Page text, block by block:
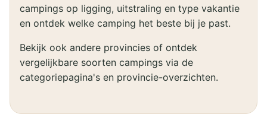
campings op ligging, uitstraling en type vakantie
en ontdek welke camping het beste bij je past.
Bekijk ook andere provincies of ontdek
vergelijkbare soorten campings via de
categoriepagina's en provincie-overzichten.